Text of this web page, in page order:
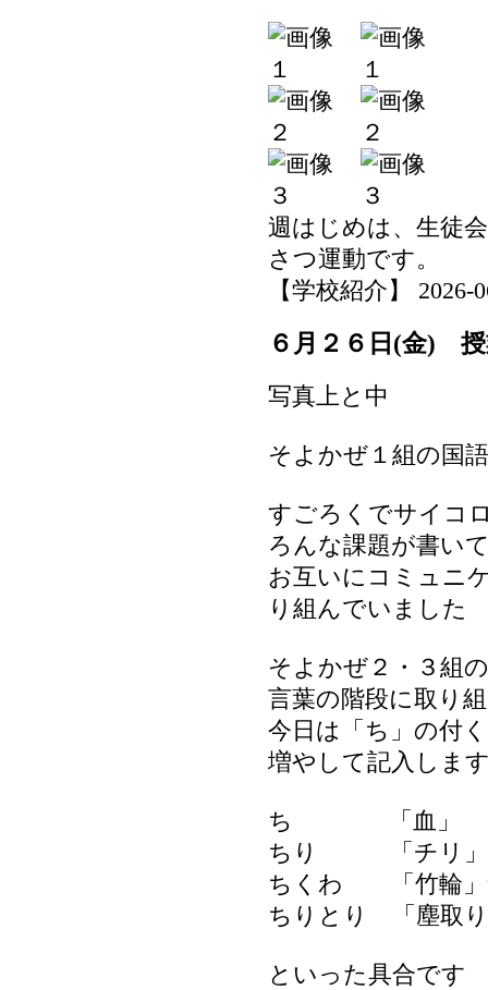
週はじめは、生徒
さつ運動です。
【学校紹介】 2026-
６月２６日(金)
写真上と中
そよかぜ１組の国
すごろくでサイコ
ろんな課題が書い
お互いにコミュニ
り組んでいました
そよかぜ２・３組
言葉の階段に取り
今日は「ち」の付
増やして記入しま
ち 「血」
ちり 「チリ」
ちくわ 「竹輪」
ちりとり 「塵取
といった具合です